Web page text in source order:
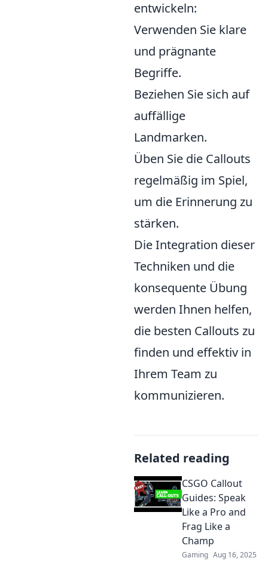
entwickeln:
Verwenden Sie klare
und prägnante
Begriffe.
Beziehen Sie sich auf
auffällige
Landmarken.
Üben Sie die Callouts
regelmäßig im Spiel,
um die Erinnerung zu
stärken.
Die Integration dieser
Techniken und die
konsequente Übung
werden Ihnen helfen,
die besten Callouts zu
finden und effektiv in
Ihrem Team zu
kommunizieren.
Related reading
CSGO Callout
Guides: Speak
Like a Pro and
Frag Like a
Champ
Gaming Aug 16, 2025